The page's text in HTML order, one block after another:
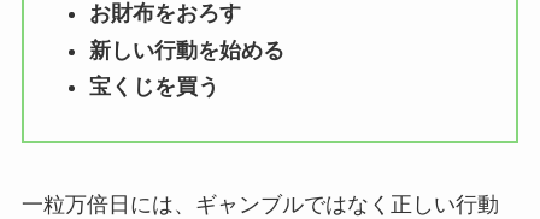
お財布をおろす
新しい行動を始める
宝くじを買う
一粒万倍日には、ギャンブルではなく正しい行動